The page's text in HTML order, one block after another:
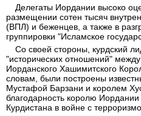
Делегаты Иордании высоко
размещении сотен тысяч
(ВПЛ) и беженцев, а также в
группировки "Исламское
Со своей стороны, курдский
"исторических отношений"
Иорданского Хашимитского
словам, были построены
Мустафой Барзани и королем
благодарность королю
Курдистана в войне с